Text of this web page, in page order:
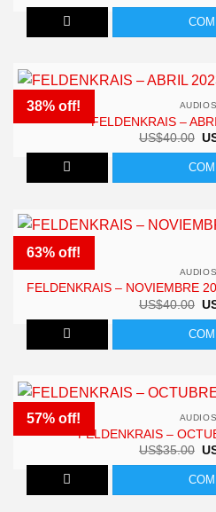
38% off! AUDIOS
FELDENKRAIS –
US$40.00 El
63% off!
AUDIOS
FELDENKRAIS – NOVIEMBRE
US$40.00 El
57% off! AUDIOS
FELDENKRAIS –
US$35.00 El